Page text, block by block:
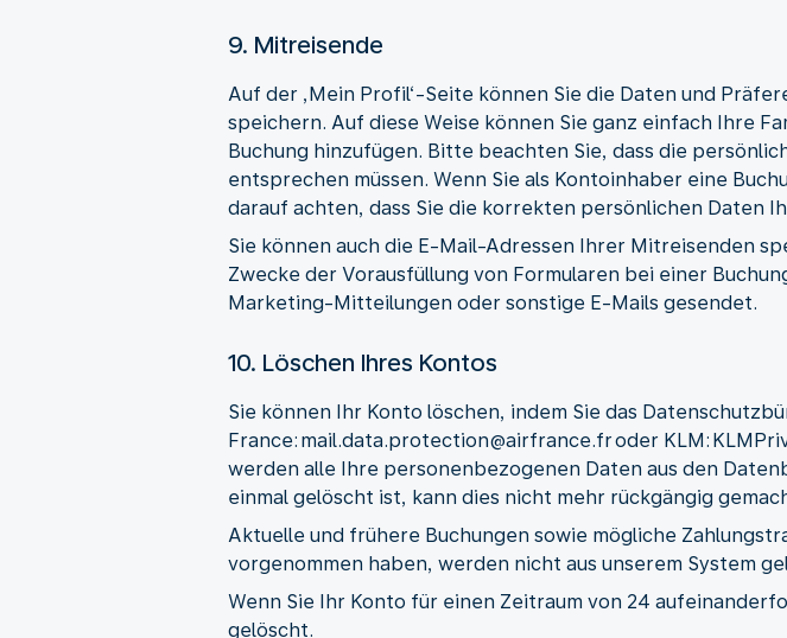
9. Mitreisende
Auf der ‚Mein Profil‘-Seite können Sie die Daten und
speichern. Auf diese Weise können Sie ganz einfach Ihre
Buchung hinzufügen. Bitte beachten Sie, dass die
entsprechen müssen. Wenn Sie als Kontoinhaber eine
darauf achten, dass Sie die korrekten persönlichen Daten
Sie können auch die E-Mail-Adressen Ihrer Mitreisenden
Zwecke der Vorausfüllung von Formularen bei einer
Marketing-Mitteilungen oder sonstige E-Mails gesendet.
10. Löschen Ihres Kontos
Sie können Ihr Konto löschen, indem Sie das
France: mail.data.protection@airfrance.fr oder KLM:
werden alle Ihre personenbezogenen Daten aus den
einmal gelöscht ist, kann dies nicht mehr rückgängig
Aktuelle und frühere Buchungen sowie mögliche
vorgenommen haben, werden nicht aus unserem System
Wenn Sie Ihr Konto für einen Zeitraum von 24
gelöscht.